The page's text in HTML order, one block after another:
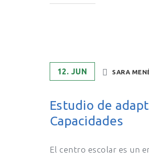
12. JUN SARA
Estudio de
Capacidades
El centro escolar es un